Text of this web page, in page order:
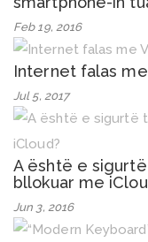
Feb 19, 2016
Internet falas
Jul 5, 2017
A është e
bllokuar me
Jun 3, 2016